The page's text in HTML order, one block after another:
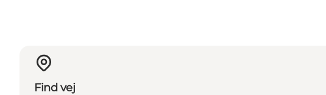
Find vej